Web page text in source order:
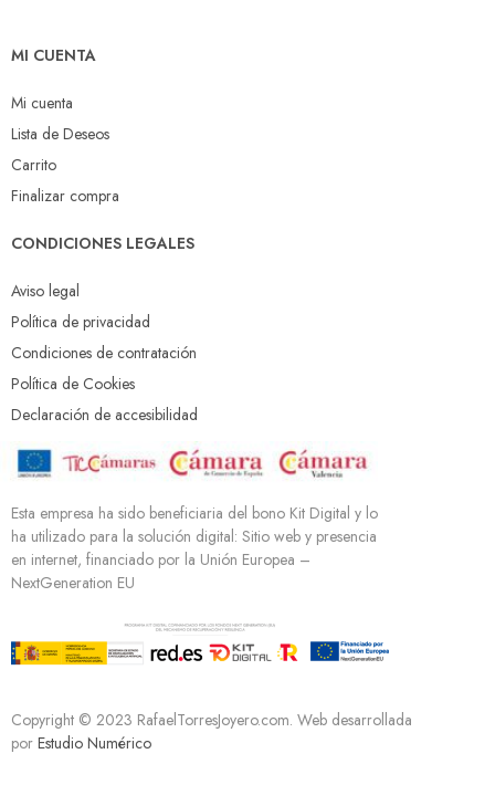
MI CUENTA
Mi cuenta
Lista de Deseos
Carrito
Finalizar compra
CONDICIONES LEGALES
Aviso legal
Política de privacidad
Condiciones de contratación
Política de Cookies
Declaración de accesibilidad
Esta empresa ha sido beneficiaria del bono Kit Digital y lo
ha utilizado para la solución digital: Sitio web y presencia
en internet, financiado por la Unión Europea –
NextGeneration EU
Copyright © 2023 RafaelTorresJoyero.com. Web desarrollada
por Estudio Numérico